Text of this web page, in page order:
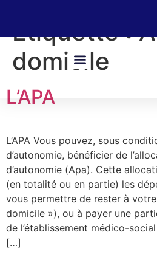
Étiquette :
domicile
L’APA
L’APA Vous pouvez, sous
d’autonomie, bénéficier de
d’autonomie (Apa). Cette
(en totalité ou en partie) les
vous permettre de rester à
domicile »), ou à payer une
de l’établissement médico-
[…]